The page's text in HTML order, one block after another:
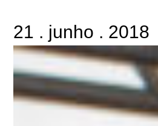
21 . junho . 2018